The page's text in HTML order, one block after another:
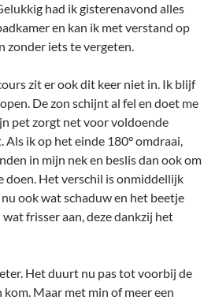
had ik gisterenavond alles
en kan ik met verstand op
zonder iets te vergeten.
zit er ook dit keer niet in. Ik blijf
De zon schijnt al fel en doet me
pet zorgt net voor voldoende
Als ik op het einde 180° omdraai,
in mijn nek en beslis dan ook om
doen. Het verschil is onmiddellijk
ook wat schaduw en het beetje
frisser aan, deze dankzij het
Het duurt nu pas tot voorbij de
Maar met min of meer een